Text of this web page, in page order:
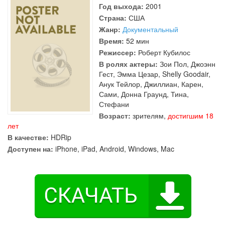
Год выхода: 2001
Страна: США
Жанр: Документальный
Время: 52 мин
Режиссер: Роберт Кубилос
В ролях актеры: Зои Пол, Джоэнн
Гест, Эмма Цезар, Shelly Goodair,
Анук Тейлор, Джиллиан, Карен,
Сами, Донна Граунд, Тина,
Стефани
Возраст: зрителям, достигшим 18
лет
В качестве: HDRip
Доступен на: iPhone, iPad, Android, Windows, Mac